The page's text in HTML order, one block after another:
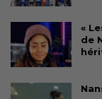
«
de